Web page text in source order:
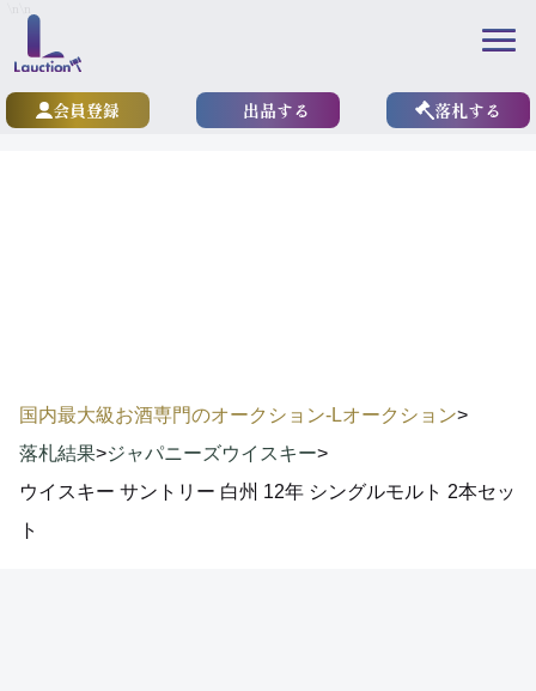
会員登録 出品する 落札する
国内最大級お酒専門のオークション-Lオークション>
落札結果>ジャパニーズウイスキー>
ウイスキー サントリー 白州 12年 シングルモルト 2本セッ
ト